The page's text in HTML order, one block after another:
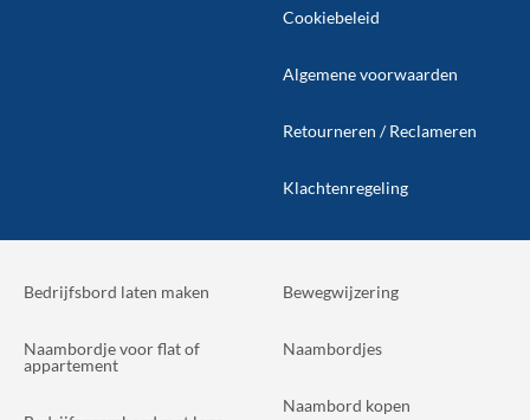
Cookiebeleid
Algemene voorwaarden
Retourneren / Reclameren
Klachtenregeling
Bedrijfsbord laten maken
Naambordje voor flat of
appartement
Bewegwijzering
Naambordjes
Naambord kopen